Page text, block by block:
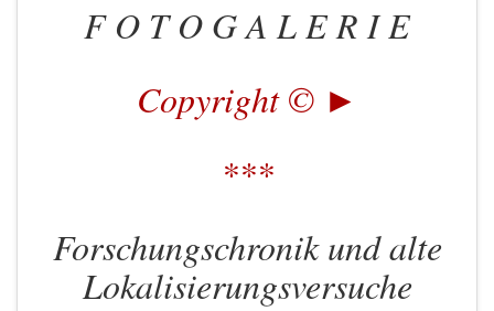
F O T O G A L E R I E
Copyright © ►
***
Forschungschronik und alte
Lokalisierungsversuche